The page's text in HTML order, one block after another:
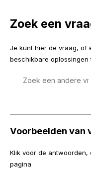
Zoek een
Je kunt hier de vraag, of
beschikbare oplossingen
Voorbeelden van
Klik voor de
pagina